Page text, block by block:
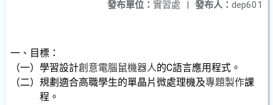
發布人： dep601
發布單位： 實習處 |
一、目標：
（一）學習設計創意電腦鼠機器人的C語言應用程式。
（二）規劃適合高職學生的單晶片微處理機及專題製作課
程。